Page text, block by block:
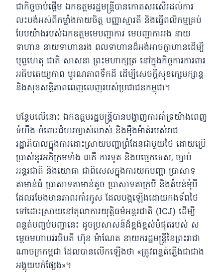
ជាកិច្ចចាប់ផ្ដើម ឯកឧត្តមរដ្ឋមន្រ្តីបានកោតសរសើរដល់ការ
លះបង់អស់ពីកម្លាំងកាយចិត្ត បញ្ញាស្មារតី និងធ្វើពលិកម្មគ្រប់
បែបយ៉ាងរបស់ឯកឧត្តមមេបញ្ជាការ មេបញ្ជាការរង នាយ
ទាហាន នាយទាហានរង ពលទាហានដ៏អង់អាចក្លាហានដើម្បី
បុព្វហេតុ ជាតិ សាសនា ព្រះមហាក្សត្រ នៅក្នុងកិច្ចការការពារ
អធិបតេយ្យភាព បូរណភាពទឹកដី ដើម្បីសេចក្តីសុខក្សេមក្សាន្ត
និងសុខសន្តិភាពពេញលេញរបស់ប្រជាជនកម្ពុជា។
បន្ថែមលើនោះ ឯកឧត្តមរដ្ឋមន្រ្តីបានបង្ហាញការគាំទ្រយ៉ាងពេញ
ទំហឹង ចំពោះជំហរច្បាស់លាស់ និងម៉ឺងម៉ាត់របស់រាជ
រដ្ឋាភិបាលក្នុងការដោះស្រាយបញ្ហាព្រំដែនជាមួយថៃ ដោយប្រើ
ប្រាស់នូវអភិក្រមទាំង ៣គឺ ការទូត និងបច្ចេកទេស, ច្បាប់
អន្តរជាតិ និងយោធា ជាពិសេសក្នុងការយកបញ្ហា ប្រាសាទ
តាមាន់ធំ ប្រាសាទតាមាន់តូច ប្រាសាទតាក្របី និងតំបន់មុំបី
ដែលរមែងមានភាពរកាំរកូស ដែលបង្កឡើងដោយកងទ័ពថៃ
ទៅដោះស្រាយនៅតុលាការយុត្តិធម៌អន្តរជាតិ (ICJ) ដើម្បី
ពន្លត់បញ្ចប់បញ្ហានេះ ដូចប្រសាសន៍ដ៏ខ្ពង់ខ្ពស់បំផុតរបស់ ស
ម្តេចមហាបវរធិបតី ហ៊ុន ម៉ាណែត នាយករដ្ឋមន្រ្តីនៃព្រះរាជា
ណាចក្រកម្ពជា ដែលបានលើកឡើងថា «ត្រូវពន្លត់ភ្លើងជាជាង
អង្គុយបក់ផ្សែង»។